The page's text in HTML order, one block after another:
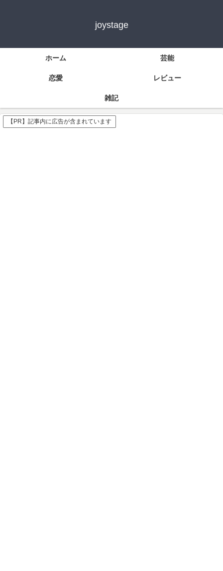
joystage
ホーム 芸能
恋愛 レビュー
雑記
【PR】記事内に広告が含まれています